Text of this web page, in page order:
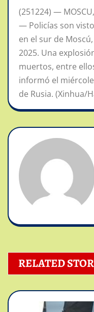
(251224) —
— Policías son
en el sur de
2025. Una
muertos, entre
informó el
de Rusia. (Xinhua/
RELATED